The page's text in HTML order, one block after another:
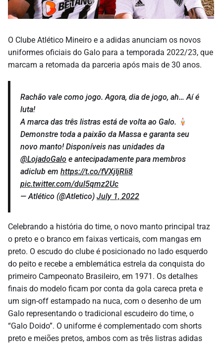
O Clube Atlético Mineiro e a adidas anunciam os novos
uniformes oficiais do Galo para a temporada 2022/23, que
marcam a retomada da parceria após mais de 30 anos.
Rachão vale como jogo. Agora, dia de jogo, ah… Aí é
luta!
A marca das três listras está de volta ao Galo.
Demonstre toda a paixão da Massa e garanta seu
novo manto! Disponíveis nas unidades da
@LojadoGalo e antecipadamente para membros
adiclub em https://t.co/fVXjIjRIi8
pic.twitter.com/dul5qmz2Uc
— Atlético (@Atletico) July 1, 2022
Celebrando a história do time, o novo manto principal traz
o preto e o branco em faixas verticais, com mangas em
preto. O escudo do clube é posicionado no lado esquerdo
do peito e recebe a emblemática estrela da conquista do
primeiro Campeonato Brasileiro, em 1971. Os detalhes
finais do modelo ficam por conta da gola careca preta e
um sign-off estampado na nuca, com o desenho de um
Galo representando o tradicional escudeiro do time, o
“Galo Doido”. O uniforme é complementado com shorts
preto e meiões pretos, ambos com as três listras adidas